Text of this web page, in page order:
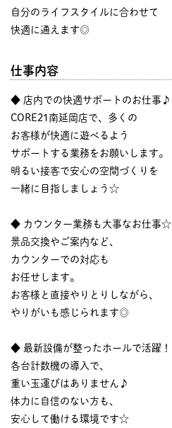
自分のライフスタイルに合わせて
快適に通えます◎
仕事内容
◆ 店内での快適サポートのお仕事♪
CORE21南延岡店で、多くの
お客様が快適に遊べるよう
サポートする業務をお願いします。
明るい接客で安心の空間づくりを
一緒に目指しましょう☆
◆ カウンター業務も大事なお仕事☆
景品交換やご案内など、
カウンターでの対応も
お任せします。
お客様と直接やりとりしながら、
やりがいも感じられます◎
◆ 最新設備が整ったホールで活躍！
各台計数機の導入で、
重い玉運びはありません♪
体力に自信のない方も、
安心して働ける環境です☆